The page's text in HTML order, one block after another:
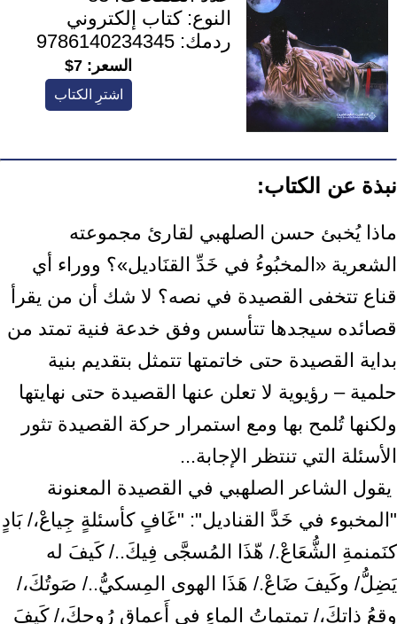
النوع:كتاب إلكتروني
ردمك: 9786140234345
السعر: 7$
اشترِ الكتاب
نبذة عن الكتاب:
ماذا يُخبئ حسن الصلهبي لقارئ مجموعته
الشعرية «المخبُوءُ في خَدِّ القنَاديل»؟ ووراء أي
‏قناع تتخفى القصيدة في نصه؟ لا شك أن من يقرأ
قصائده سيجدها تتأسس وفق خدعة ‏فنية تمتد من
بداية القصيدة حتى خاتمتها تتمثل بتقديم بنية
حلمية – رؤيوية لا تعلن ‏عنها القصيدة حتى نهايتها
ولكنها تُلمح بها ومع استمرار حركة القصيدة تثور
الأسئلة ‏التي تنتظر الإجابة...‏ ‎
‎ يقول الشاعر الصلهبي في القصيدة المعنونة
"المخبوء في خَدَّ القناديل": "غَافٍ كأسئلةٍ ‏جِياعْ،/ بَادٍ
كنَمنمةِ الشُّعَاعْ./ هّذَا المُسجَّى فِيكَ../ كَيفَ له
يَضِلُّ/ وكَيفَ ضَاعْ./ هَذَا ‏الهوى المِسكيُّ../ صَوتُكَ،/
وقعُ ذاتكَ،/ تمتماتُ الماءِ في أَعماقِ رُوحكَ،/ كَيفَ